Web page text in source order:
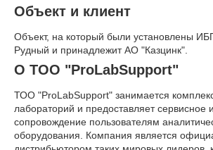
Объект и клиент
Объект, на который были установлены
Рудный и принадлежит АО "Казцинк".
О ТОО "ProLabSupport"
ТОО "ProLabSupport" занимается
лабораторий и предоставляет сервисное
сопровождение пользователям
оборудования. Компания является